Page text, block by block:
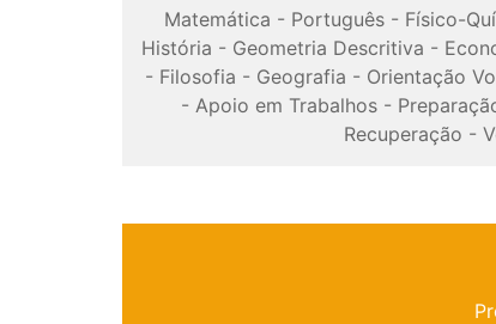
Matemática - Português- Físico-
História - Geometria Descritiva -
- Filosofia - Geografia - Orientação
- Apoio em Trabalhos-
Recuperação -